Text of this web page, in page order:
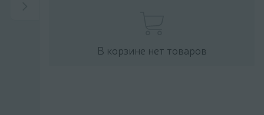
В корзине нет товаров